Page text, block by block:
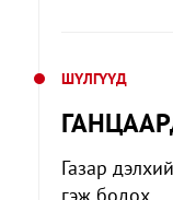
ШҮЛГҮҮД
Газар